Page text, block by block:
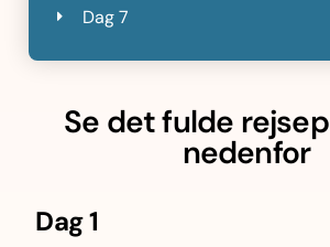
Dag 7
Se det fulde
nedenfor
Dag 1